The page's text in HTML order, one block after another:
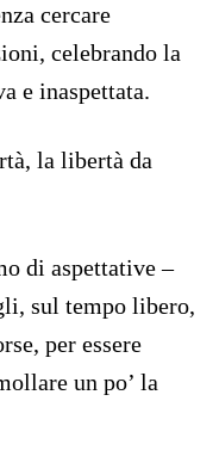
cercare
celebrando la
e inaspettata.
la libertà da
di aspettative –
sul tempo libero,
per essere
un po’ la